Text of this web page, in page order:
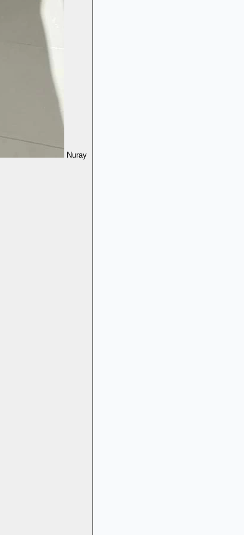
Nuray